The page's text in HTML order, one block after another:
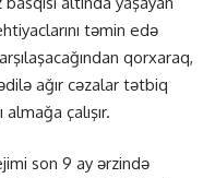
təmin edə
qorxaraq,
ağır cəzalar tətbiq
çalışır.
son 9 ay ərzində